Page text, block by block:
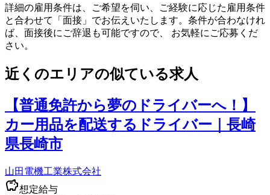
詳細の雇用条件は、ご希望を伺い、ご経験に応じた雇用条件
と合わせて「面接」でお伝えいたします。条件が合わなけれ
ば、面接後にご辞退も可能ですので、 お気軽にご応募くだ
さい。
近くのエリアの似ている求人
【普通免許から夢のドライバーへ！】
カー用品を配送するドライバー｜長崎
県長崎市
山田電機工業株式会社
想定給与